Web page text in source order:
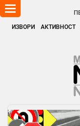
ИЗВОРИ АКТИВНОСТ
Toggle
navigation